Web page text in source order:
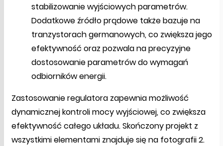
stabilizowanie wyjściowych parametrów.
Dodatkowe źródło prądowe także bazuje na
tranzystorach germanowych, co zwiększa jego
efektywność oraz pozwala na precyzyjne
dostosowanie parametrów do wymagań
odbiorników energii.
Zastosowanie regulatora zapewnia możliwość
dynamicznej kontroli mocy wyjściowej, co zwiększa
efektywność całego układu. Skończony projekt z
wszystkimi elementami znajduje się na fotografii 2.